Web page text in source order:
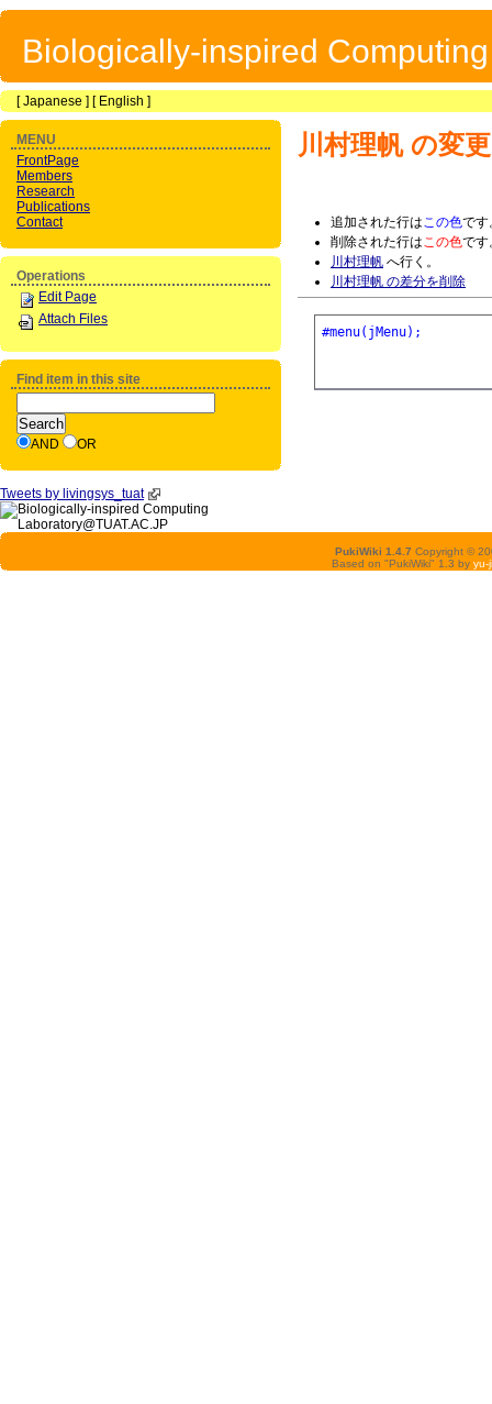
Biologically-inspired
[Japanese ] [ English ]
川村理帆の変
追加された行はこの色です
削除された行はこの色です
川村理帆 へ行く。
川村理帆 の差分を削除
#menu(jMenu);
MENU
FrontPage
Members
Research
Publications
Contact
Operations
Edit Page
Attach Files
Find item in this site
AND OR
Tweets by livingsys_tuat
PukiWiki 1.4.7 Copyright ©
Based on "PukiWiki" 1.3 by yu-ji